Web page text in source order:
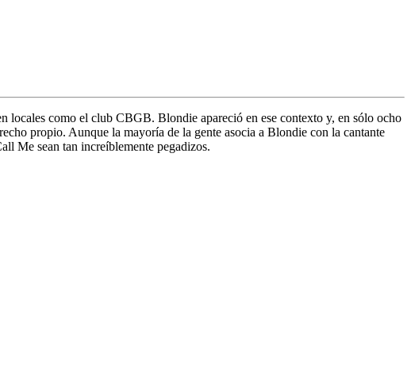
locales como el club CBGB. Blondie apareció en ese contexto y, en sólo ocho
propio. Aunque la mayoría de la gente asocia a Blondie con la cantante
Me sean tan increíblemente pegadizos.